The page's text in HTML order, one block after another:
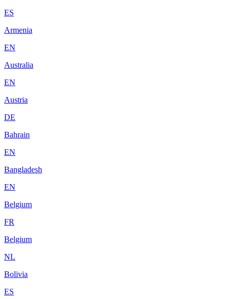
ES
Armenia
EN
Australia
EN
Austria
DE
Bahrain
EN
Bangladesh
EN
Belgium
FR
Belgium
NL
Bolivia
ES